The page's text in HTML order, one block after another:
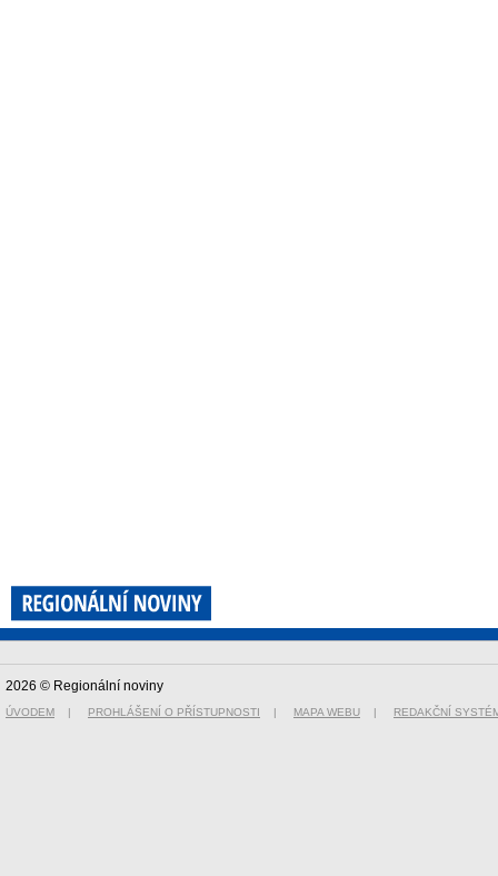
2026 © Regionální noviny
ÚVODEM | PROHLÁŠENÍ O PŘÍSTUPNOSTI | MAPA WEBU | REDAKČNÍ